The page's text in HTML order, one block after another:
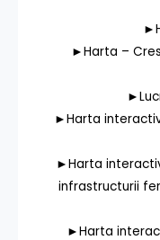
►Harta –
►Harta
►Harta
infrastructurii
►Harta